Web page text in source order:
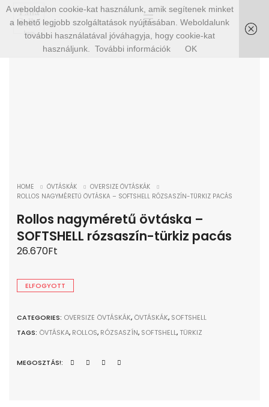
SHOW SIDEBAR
HOME ÖVTÁSKÁK
OVERSIZE ÖVTÁSKÁK
ROLLOS NAGYMÉRETŰ ÖVTÁSKA – SOFTSHELL RÓZSASZÍN-TÜRKIZ PACÁS
Rollos nagyméretű övtáska –
SOFTSHELL rózsaszín-türkiz pacás
26.670Ft
ELFOGYOTT
CATEGORIES: OVERSIZE ÖVTÁSKÁK, ÖVTÁSKÁK, SOFTSHELL
TAGS: ÖVTÁSKA, ROLLOS, RÓZSASZÍN, SOFTSHELL, TÜRKIZ
MEGOSZTÁS!:
A weboldalon cookie-kat használunk, amik segítenek minket
a lehető legjobb szolgáltatások nyújtásában. Weboldalunk
további használatával jóváhagyja, hogy cookie-kat
használjunk.
További információk OK